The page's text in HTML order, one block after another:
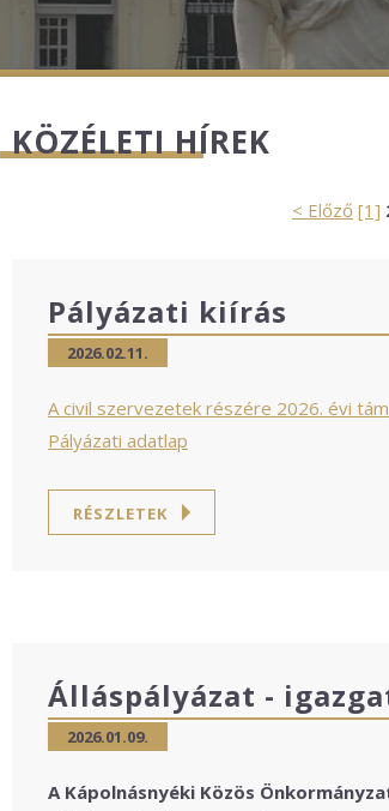
KÖZÉLETI HÍREK
< Előző [1]
Pályázati kiírás
2026.02.11.
A civil szervezetek részére 2026. évi
Pályázati adatlap
RÉSZLETEK
Álláspályázat -
2026.01.09.
A Kápolnásnyéki Közös